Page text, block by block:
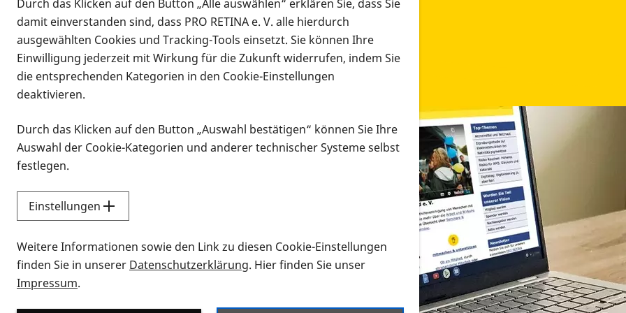
Infomaterial
Infomaterial
Vorlesen
Alle Infomaterialien in verschiedenen Formaten an
Sie möchten wissen, wie Sie nach Infonmaterial suchen und dieses bestellen bzw. herunterladen
Durch das Klicken auf den Button „Alle auswählen“ erklären Sie, dass Sie
damit einverstanden sind, dass PRO RETINA e. V. alle hierdurch
ausgewählten Cookies und Tracking-Tools einsetzt. Sie können Ihre
Einwilligung jederzeit mit Wirkung für die Zukunft widerrufen, indem Sie
die entsprechenden Kategorien in den Cookie-Einstellungen
deaktivieren.
Durch das Klicken auf den Button „Auswahl bestätigen“ können Sie Ihre
Auswahl der Cookie-Kategorien und anderer technischer Systeme selbst
festlegen.
Einstellungen
Weitere Informationen sowie den Link zu diesen Cookie-Einstellungen
finden Sie in unserer Datenschutzerklärung. Hier finden Sie unser
Impressum.